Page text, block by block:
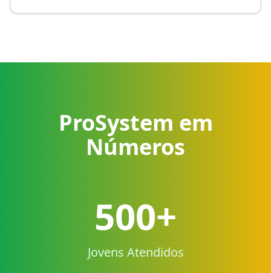
ProSystem em
Números
500+
Jovens Atendidos